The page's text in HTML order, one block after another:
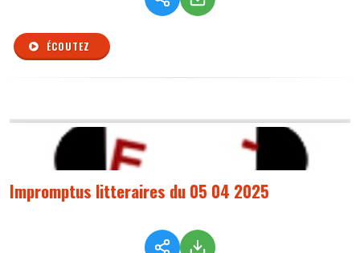
ÉCOUTEZ
Impromptus litteraires du 05 04 2025